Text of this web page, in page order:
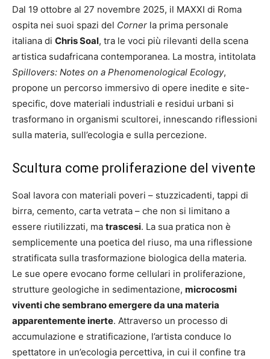
Dal 19 ottobre al 27 novembre 2025, il MAXXI di Roma
ospita nei suoi spazi del Corner la prima personale
italiana di Chris Soal, tra le voci più rilevanti della scena
artistica sudafricana contemporanea. La mostra, intitolata
Spillovers: Notes on a Phenomenological Ecology,
propone un percorso immersivo di opere inedite e site-
specific, dove materiali industriali e residui urbani si
trasformano in organismi scultorei, innescando riflessioni
sulla materia, sull’ecologia e sulla percezione.
Scultura come proliferazione del vivente
Soal lavora con materiali poveri – stuzzicadenti, tappi di
birra, cemento, carta vetrata – che non si limitano a
essere riutilizzati, ma trascesi. La sua pratica non è
semplicemente una poetica del riuso, ma una riflessione
stratificata sulla trasformazione biologica della materia.
Le sue opere evocano forme cellulari in proliferazione,
strutture geologiche in sedimentazione, microcosmi
viventi che sembrano emergere da una materia
apparentemente inerte. Attraverso un processo di
accumulazione e stratificazione, l’artista conduce lo
spettatore in un’ecologia percettiva, in cui il confine tra